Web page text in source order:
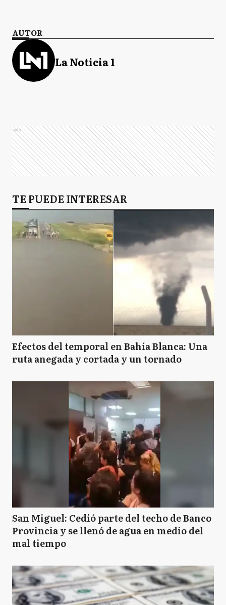
AUTOR
La Noticia 1
Ads
TE PUEDE INTERESAR
Efectos del temporal en Bahía Blanca: Una
ruta anegada y cortada y un tornado
San Miguel: Cedió parte del techo de Banco
Provincia y se llenó de agua en medio del
mal tiempo